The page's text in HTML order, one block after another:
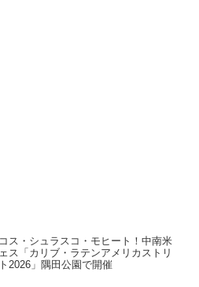
ス・シュラスコ・モヒート！中南米
ス「カリブ・ラテンアメリカストリ
2026」隅田公園で開催